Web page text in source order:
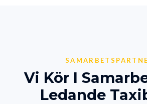
Vi Kör I
Ledande